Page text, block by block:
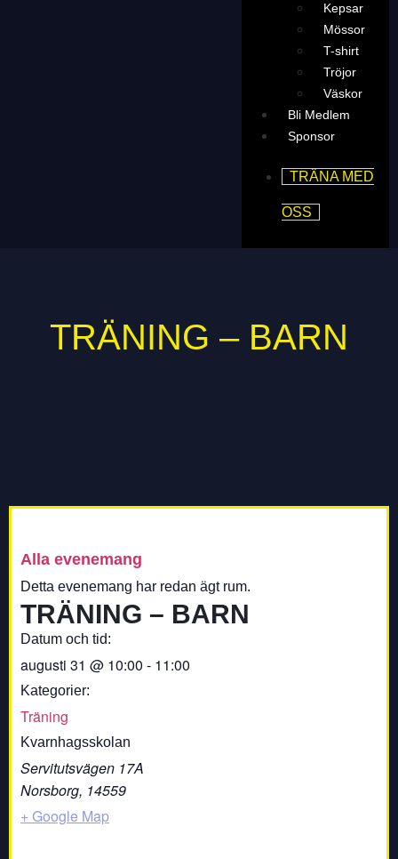
Kepsar
Mössor
T-shirt
Tröjor
Väskor
Bli Medlem
Sponsor
TRÄNA MED
OSS
TRÄNING – BARN
Alla evenemang
Detta evenemang har redan ägt rum.
TRÄNING – BARN
Datum och tid:
augusti 31 @ 10:00 - 11:00
Kategorier:
Träning
Kvarnhagsskolan
Servitutsvägen 17A
Norsborg, 14559
+ Google Map